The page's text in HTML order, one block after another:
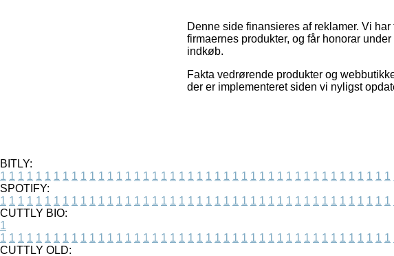
Denne side finansieres af reklamer. Vi
firmaernes produkter, og får honorar
indkøb.
Fakta vedrørende produkter og
der er implementeret siden vi nyligst
BITLY:
1 1 1 1 1 1 1 1 1 1 1 1 1 1 1 1 1 1 1 1 1 1 1 1 1 1 1 1 1 1 1 1 1 1 1 1 1 1 1 1 1 1 1 1
SPOTIFY:
1 1 1 1 1 1 1 1 1 1 1 1 1 1 1 1 1 1 1 1 1 1 1 1 1 1 1 1 1 1 1 1 1 1 1 1 1 1 1 1 1 1 1 1
CUTTLY BIO:
1
1 1 1 1 1 1 1 1 1 1 1 1 1 1 1 1 1 1 1 1 1 1 1 1 1 1 1 1 1 1 1 1 1 1 1 1 1 1 1 1 1 1 1 1
CUTTLY OLD: